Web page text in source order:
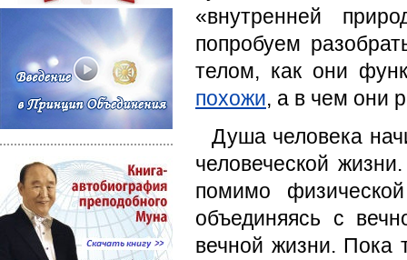
«внутренней
попробуем
телом, как они
похожи, а в чем они
Душа человека
человеческой
помимо
объединяясь с
вечной жизни. Пока